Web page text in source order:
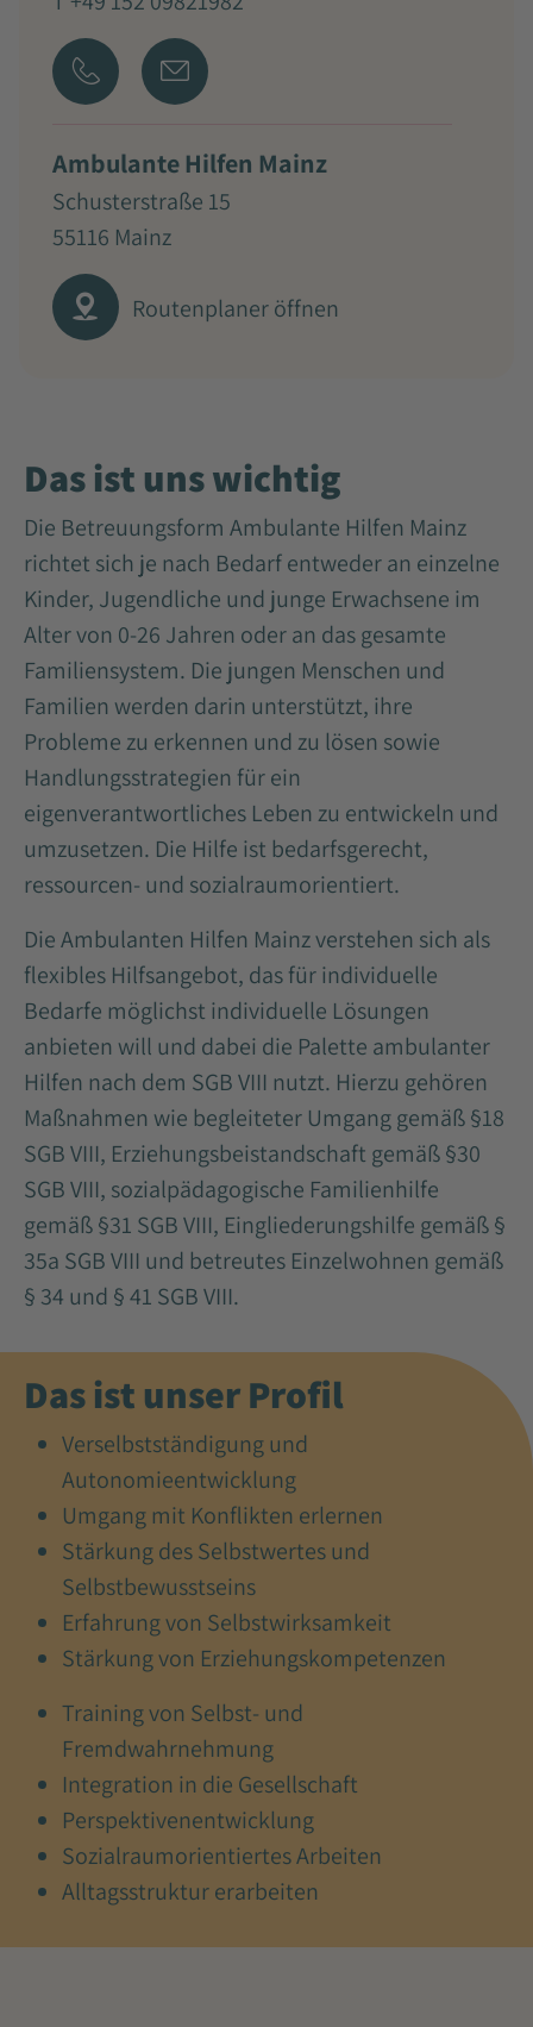
Ambulante Hilfen Mainz
Schusterstraße 15
55116 Mainz
Routenplaner öffnen
Das ist uns wichtig
Die Betreuungsform Ambulante Hilfen Mainz
richtet sich je nach Bedarf entweder an einzelne
Kinder, Jugendliche und junge Erwachsene im
Alter von 0-26 Jahren oder an das gesamte
Familiensystem. Die jungen Menschen und
Familien werden darin unterstützt, ihre
Probleme zu erkennen und zu lösen sowie
Handlungsstrategien für ein
eigenverantwortliches Leben zu entwickeln und
umzusetzen. Die Hilfe ist bedarfsgerecht,
ressourcen- und sozialraumorientiert.
Die Ambulanten Hilfen Mainz verstehen sich als
flexibles Hilfsangebot, das für individuelle
Bedarfe möglichst individuelle Lösungen
anbieten will und dabei die Palette ambulanter
Hilfen nach dem SGB VIII nutzt. Hierzu gehören
Maßnahmen wie begleiteter Umgang gemäß §18
SGB VIII, Erziehungsbeistandschaft gemäß §30
SGB VIII, sozialpädagogische Familienhilfe
gemäß §31 SGB VIII, Eingliederungshilfe gemäß §
35a SGB VIII und betreutes Einzelwohnen gemäß
§ 34 und § 41 SGB VIII.
Das ist unser Profil
Verselbstständigung und
Autonomieentwicklung
Umgang mit Konflikten erlernen
Stärkung des Selbstwertes und
Selbstbewusstseins
Erfahrung von Selbstwirksamkeit
Stärkung von Erziehungskompetenzen
Training von Selbst- und
Fremdwahrnehmung
Integration in die Gesellschaft
Perspektivenentwicklung
Sozialraumorientiertes Arbeiten
Alltagsstruktur erarbeiten